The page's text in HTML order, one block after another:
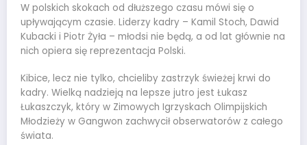
W polskich skokach od dłuższego czasu mówi się o
upływającym czasie. Liderzy kadry – Kamil Stoch, Dawid
Kubacki i Piotr Żyła – młodsi nie będą, a od lat głównie na
nich opiera się reprezentacja Polski.
Kibice, lecz nie tylko, chcieliby zastrzyk świeżej krwi do
kadry. Wielką nadzieją na lepsze jutro jest Łukasz
Łukaszczyk, który w Zimowych Igrzyskach Olimpijskich
Młodzieży w Gangwon zachwycił obserwatorów z całego
świata.